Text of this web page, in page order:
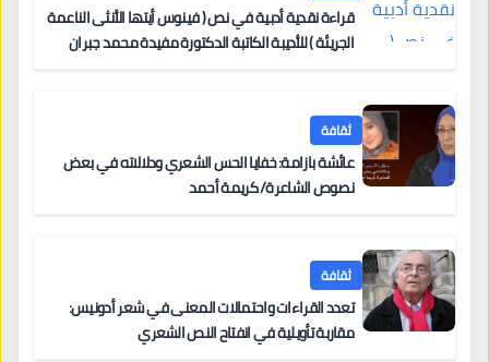
قراءة نقدية أدبية في نص ( فينوس أيتها الأنثى الناعمة
الجريئة ) للأديبة الكاتبة الدكتورة مفيدة محمد جبران
ثقافة
عائشة بازامة: خفايا الحس الشعري ودلالاته في بعض
نصوص الشاعرة/ كريمة أحمد
ثقافة
تعدد القراءات واحتمالات المعنى في شعر أدونيس:
مقاربة تأويلية في انفتاح النص الشعري